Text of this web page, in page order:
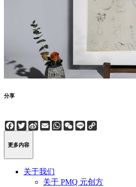
分享
Facebook
Twitter
Sina
Weibo
EmailWhatsApp
WeChat
Line
更多内容
关于我们
关于 PMQ 元创方